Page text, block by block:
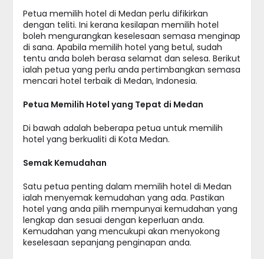
Petua memilih hotel di Medan perlu difikirkan
dengan teliti. Ini kerana kesilapan memilih hotel
boleh mengurangkan keselesaan semasa menginap
di sana. Apabila memilih hotel yang betul, sudah
tentu anda boleh berasa selamat dan selesa. Berikut
ialah petua yang perlu anda pertimbangkan semasa
mencari hotel terbaik di Medan, Indonesia.
Petua Memilih Hotel yang Tepat di Medan
Di bawah adalah beberapa petua untuk memilih
hotel yang berkualiti di Kota Medan.
Semak Kemudahan
Satu petua penting dalam memilih hotel di Medan
ialah menyemak kemudahan yang ada. Pastikan
hotel yang anda pilih mempunyai kemudahan yang
lengkap dan sesuai dengan keperluan anda.
Kemudahan yang mencukupi akan menyokong
keselesaan sepanjang penginapan anda.